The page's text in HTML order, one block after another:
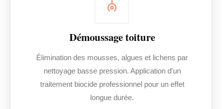
Démoussage toiture
Élimination des mousses, algues et lichens par
nettoyage basse pression. Application d'un
traitement biocide professionnel pour un effet
longue durée.